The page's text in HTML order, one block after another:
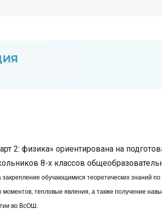
2: физика» ориентирована на
8-х классов
закрепление обучающимися теоретических знаний
моментов, тепловые явления, а также получение
во ВсОШ.